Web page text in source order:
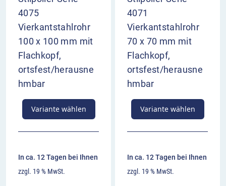
4075
Vierkantstahlrohr
100 x 100 mm mit
Flachkopf,
ortsfest/herausne
hmbar
Variante wählen
In ca. 12 Tagen bei Ihnen
zzgl. 19 % MwSt.
4071
Vierkantstahlrohr
70 x 70 mm mit
Flachkopf,
ortsfest/herausne
hmbar
Variante wählen
In ca. 12 Tagen bei Ihnen
zzgl. 19 % MwSt.